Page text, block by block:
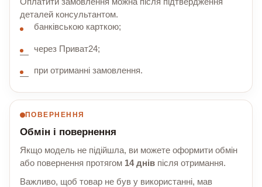
Оплатити замовлення можна після підтвердження
деталей консультантом.
банківською карткою;
через Приват24;
при отриманні замовлення.
ПОВЕРНЕННЯ
Обмін і повернення
Якщо модель не підійшла, ви можете оформити обмін
або повернення протягом 14 днів після отримання.
Важливо, щоб товар не був у використанні, мав